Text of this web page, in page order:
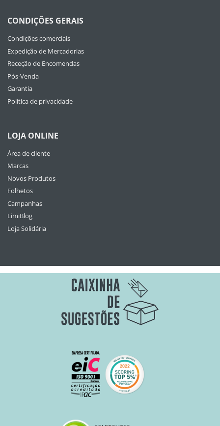
CONDIÇÕES GERAIS
Condições comerciais
Expedição de Mercadorias
Receção de Encomendas
Pós-Venda
Garantia
Política de privacidade
LOJA ONLINE
Área de cliente
Marcas
Novos Produtos
Folhetos
Campanhas
LimiBlog
Loja Solidária